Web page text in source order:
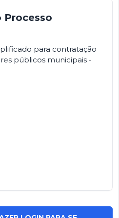
Processo
para contratação
públicos municipais -